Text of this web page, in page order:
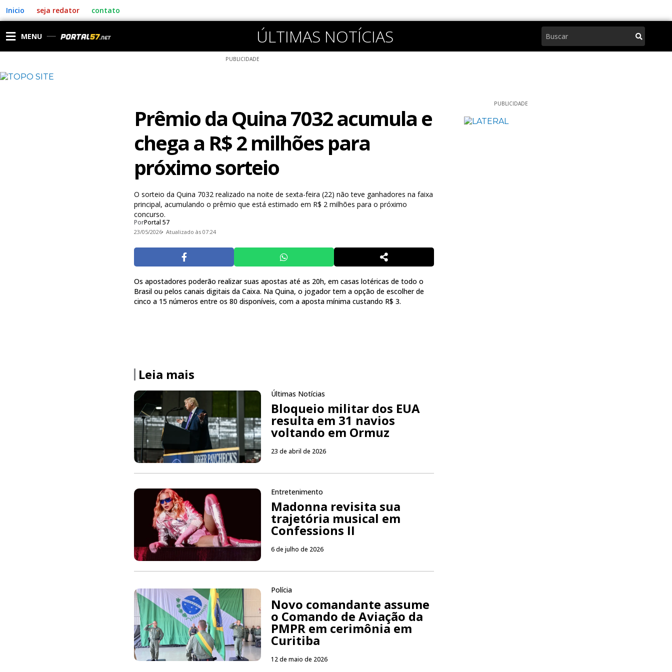
para
o
conteúdo
Inicio seja redator contato
MENU ÚLTIMAS NOTÍCIAS Pesquisar
PUBLICIDADE
Prêmio da Quina 7032 acumula e
chega a R$ 2 milhões para
próximo sorteio
O sorteio da Quina 7032 realizado na noite de sexta-feira (22) não teve ganhadores na faixa
principal, acumulando o prêmio que está estimado em R$ 2 milhões para o próximo
concurso.
PorPortal 57
23/05/2026 Atualizado às 07:24
Os apostadores poderão realizar suas apostas até as 20h, em casas lotéricas de todo o
Brasil ou pelos canais digitais da Caixa. Na Quina, o jogador tem a opção de escolher de
cinco a 15 números entre os 80 disponíveis, com a aposta mínima custando R$ 3.
Leia mais
Últimas Notícias
Bloqueio militar dos EUA
resulta em 31 navios
voltando em Ormuz
23 de abril de 2026
Entretenimento
Madonna revisita sua
trajetória musical em
Confessions II
6 de julho de 2026
Polícia
Novo comandante assume
o Comando de Aviação da
PMPR em cerimônia em
Curitiba
12 de maio de 2026
PUBLICIDADE